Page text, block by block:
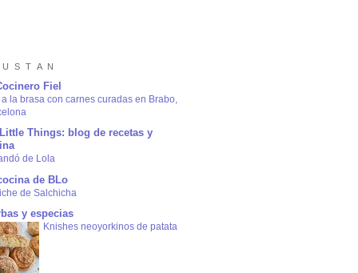
S T A N
Fiel
a la brasa con carnes curadas en Brabo,
Things: blog de recetas y
de Lola
de BLo
de Salchicha
y especias
Knishes neoyorkinos de patata